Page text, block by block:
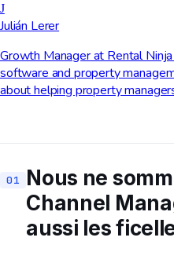
J
Julián Lerer
Growth Manager at Rental
software and property
about helping property
Nous ne
Channel
aussi les